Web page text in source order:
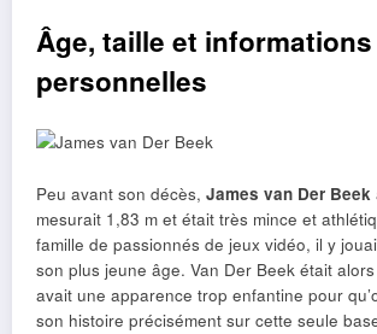
Âge, taille et informations
personnelles
Peu avant son décès, James van Der Beek
mesurait 1,83 m et était très mince et
famille de passionnés de jeux vidéo, il y
son plus jeune âge. Van Der Beek était
avait une apparence trop enfantine pour
son histoire précisément sur cette seule